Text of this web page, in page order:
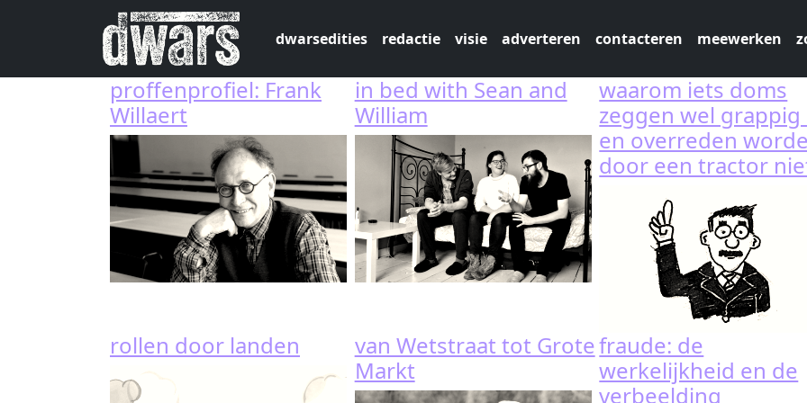
Overslaan en naar de inhoud gaan
dwarsedities
redactie visie adverteren contacteren meewerken
proffenprofiel: Frank
Willaert
in bed with Sean and
William
waarom iets doms
zeggen wel grappig
en overreden
door een tractor
rollen door landen
van Wetstraat tot Grote
Markt
fraude: de
werkelijkheid en de
verbeelding